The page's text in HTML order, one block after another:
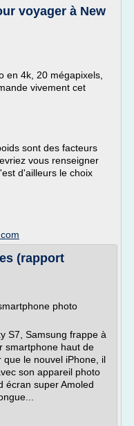
voyager à New
en 4k, 20 mégapixels,
vivement cet
sont des facteurs
vous renseigner
d'ailleurs le choix
(rapport
photo
S7, Samsung frappe à
smartphone haut de
le nouvel iPhone, il
son appareil photo
écran super Amoled